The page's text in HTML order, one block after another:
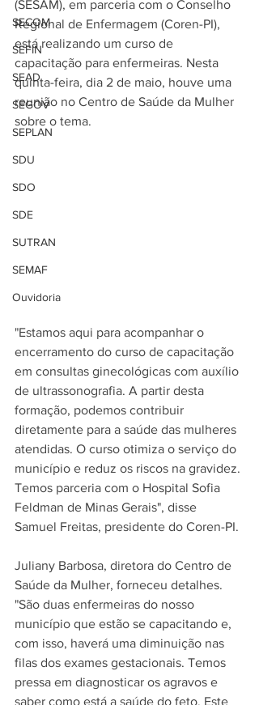
SECOM
SEFIN
SEAD
SEGOV
SEPLAN
SDU
SDO
SDE
SUTRAN
SEMAF
Ouvidoria
(SESAM), em parceria com o Conselho
Regional de Enfermagem (Coren-PI),
está realizando um curso de
capacitação para enfermeiras. Nesta
quinta-feira, dia 2 de maio, houve uma
reunião no Centro de Saúde da Mulher
sobre o tema.
"Estamos aqui para acompanhar o
encerramento do curso de capacitação
em consultas ginecológicas com auxílio
de ultrassonografia. A partir desta
formação, podemos contribuir
diretamente para a saúde das mulheres
atendidas. O curso otimiza o serviço do
município e reduz os riscos na gravidez.
Temos parceria com o Hospital Sofia
Feldman de Minas Gerais", disse
Samuel Freitas, presidente do Coren-PI.
Juliany Barbosa, diretora do Centro de
Saúde da Mulher, forneceu detalhes.
"São duas enfermeiras do nosso
município que estão se capacitando e,
com isso, haverá uma diminuição nas
filas dos exames gestacionais. Temos
pressa em diagnosticar os agravos e
saber como está a saúde do feto. Este